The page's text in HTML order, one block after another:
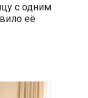
с одним
её